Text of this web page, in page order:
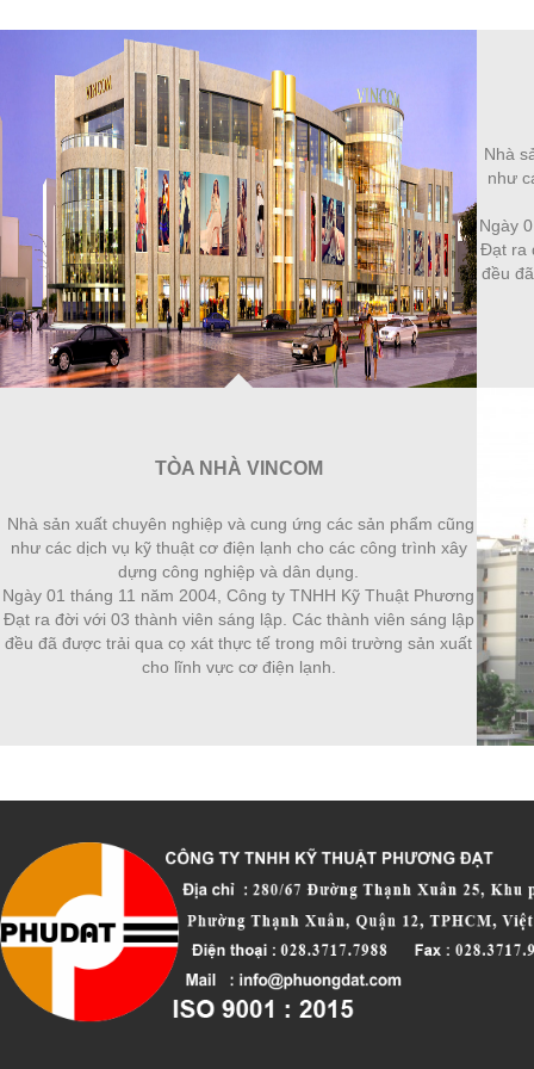
TÒA NHÀ VINCOM
Nhà sản xuất chuyên nghiệp và cung ứng các sản phẩm cũng
như các dịch vụ kỹ thuật cơ điện lạnh cho các công trình xây
dựng công nghiệp và dân dụng.
Ngày 01 tháng 11 năm 2004, Công ty TNHH Kỹ Thuật Phương
Đạt ra đời với 03 thành viên sáng lập. Các thành viên sáng lập
đều đã được trải qua cọ xát thực tế trong môi trường sản xuất
cho lĩnh vực cơ điện lạnh.
Nhà
như
Ngày
Đạt ra
đều